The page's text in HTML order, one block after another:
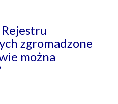
zgromadzone
można